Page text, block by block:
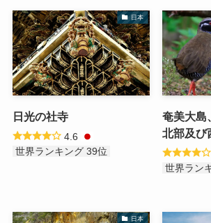
日本
日光の社寺
4.6
世界ランキング 39位
奄美大島
北部及び
世界ラン
日本